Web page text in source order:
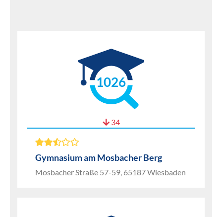
1026
34
Gymnasium am Mosbacher Berg
Mosbacher Straße 57-59, 65187 Wiesbaden